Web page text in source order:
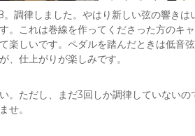
調律しました。やはり新しい弦の響きは
。これは巻線を作ってくださった方のキ
楽しいです。ペダルを踏んだときは低音
仕上がりが楽しみです。
。ただし、まだ3回しか調律していないの
せ。